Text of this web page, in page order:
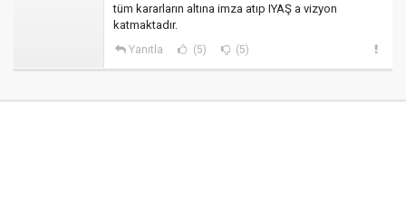
tüm kararların altına imza atıp IYAŞ a vizyon
katmaktadır.
Yanıtla (5) (5)